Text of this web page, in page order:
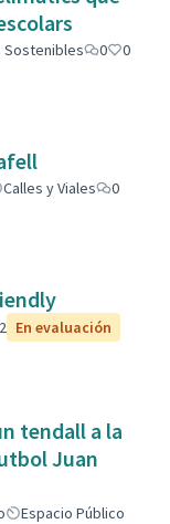
Sostenibles 0
0
Calles y Viales
0
friendly
2 En evaluación
tendall a la
Juan
Espacio Público